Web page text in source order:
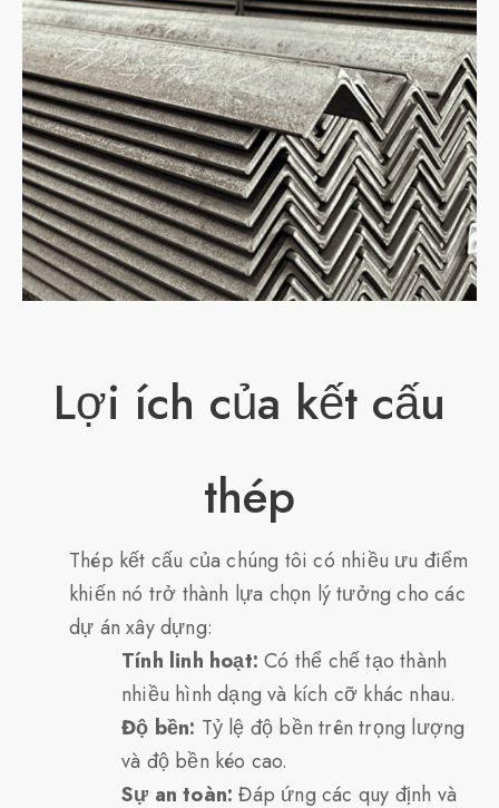
Lợi ích của kết cấu
thép
Thép kết cấu của chúng tôi có nhiều ưu điểm
khiến nó trở thành lựa chọn lý tưởng cho các
dự án xây dựng:
Tính linh hoạt: Có thể chế tạo thành
nhiều hình dạng và kích cỡ khác nhau.
Độ bền: Tỷ lệ độ bền trên trọng lượng
và độ bền kéo cao.
Sự an toàn: Đáp ứng các quy định và